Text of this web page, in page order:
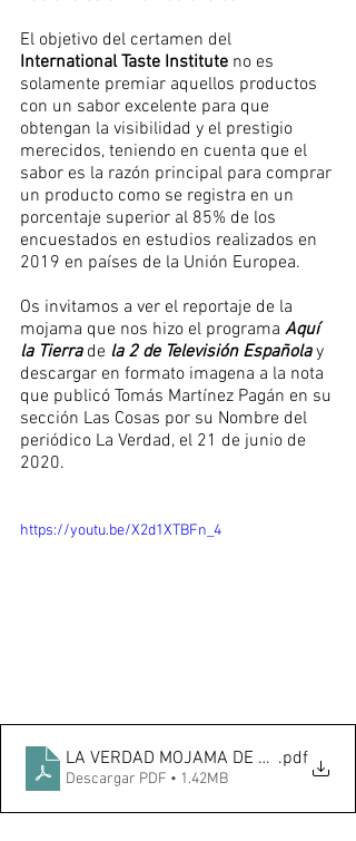
El objetivo del certamen del
International Taste Institute no es
solamente premiar aquellos productos
con un sabor excelente para que
obtengan la visibilidad y el prestigio
merecidos, teniendo en cuenta que el
sabor es la razón principal para comprar
un producto como se registra en un
porcentaje superior al 85% de los
encuestados en estudios realizados en
2019 en países de la Unión Europea.
Os invitamos a ver el reportaje de la
mojama que nos hizo el programa Aquí
la Tierra de la 2 de Televisión Española y
descargar en formato imagena a la nota
que publicó Tomás Martínez Pagán en su
sección Las Cosas por su Nombre del
periódico La Verdad, el 21 de junio de
2020.
https://youtu.be/X2d1XTBFn_4
LA VERDAD MOJAMA DE ORO.pdf
Descargar PDF • 1.42MB